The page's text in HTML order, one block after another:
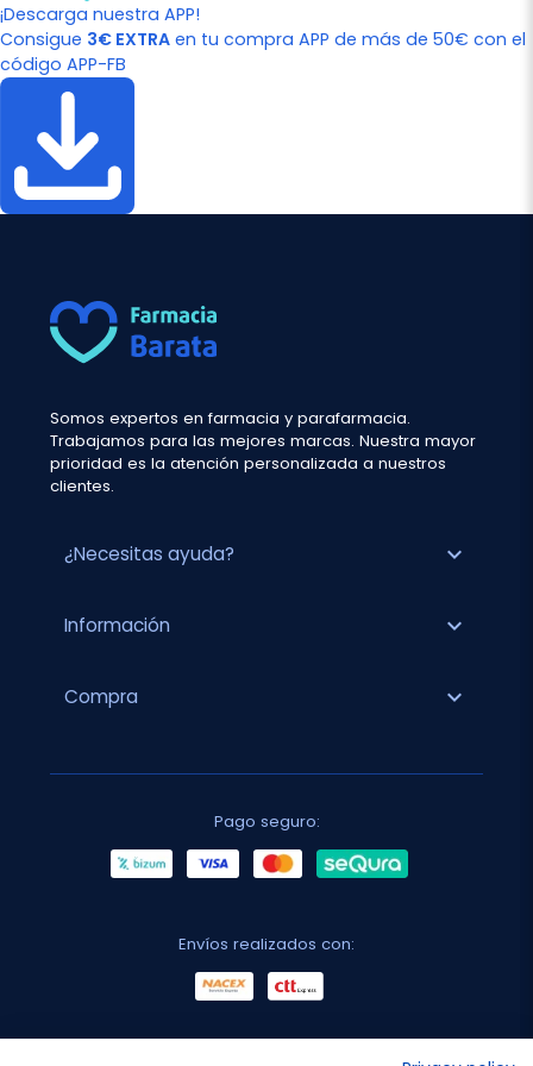
¡Descarga nuestra APP!
Consigue 3€ EXTRA en tu compra APP de más de 50€ con el
código APP-FB
Somos expertos en farmacia y parafarmacia.
Trabajamos para las mejores marcas. Nuestra mayor
prioridad es la atención personalizada a nuestros
clientes.
¿Necesitas ayuda? expand_more
Información expand_more
Compra expand_more
Pago seguro:
Envíos realizados con: